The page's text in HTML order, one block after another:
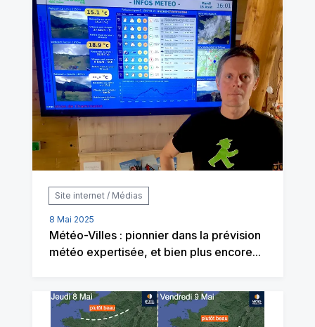
Site internet / Médias
8 Mai 2025
Météo-Villes : pionnier dans la prévision
météo expertisée, et bien plus encore...